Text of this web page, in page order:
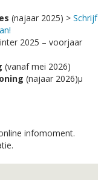
(najaar 2025) > Schrijf
2025 – voorjaar
(vanaf mei 2026)
(najaar 2026)µ
infomoment.